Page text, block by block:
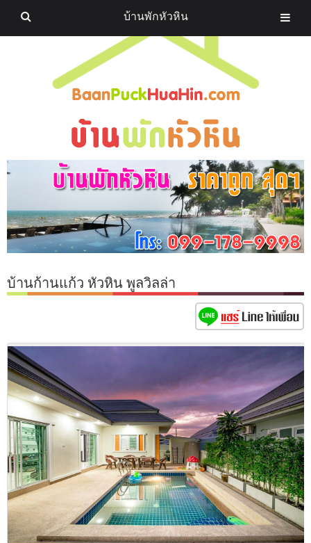
บ้านก้านแก้ว หัวหิน พูลวิลล่า
บ้านพักหัวหิน